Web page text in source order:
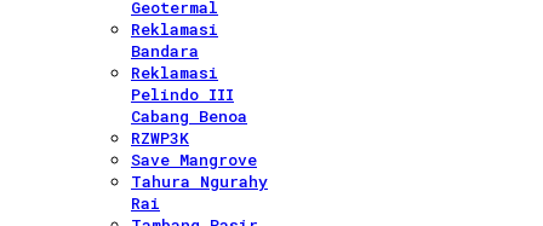
Geotermal
Reklamasi
Bandara
Reklamasi
Pelindo III
Cabang Benoa
RZWP3K
Save Mangrove
Tahura Ngurahy
Rai